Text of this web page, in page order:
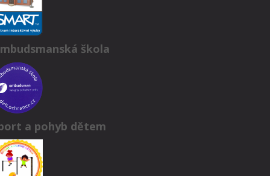
škola
a pohyb dětem